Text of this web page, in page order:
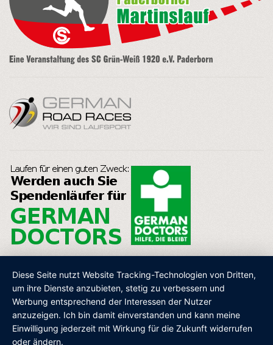
AGB IMPRESSUM DATENSCHUTZ SHOP
Diese Seite nutzt Website Tracking-Technologien von Dritten,
um ihre Dienste anzubieten, stetig zu verbessern und
Werbung entsprechend der Interessen der Nutzer
anzuzeigen. Ich bin damit einverstanden und kann meine
Einwilligung jederzeit mit Wirkung für die Zukunft widerrufen
oder ändern.